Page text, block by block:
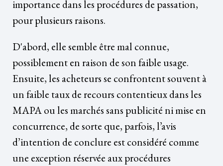
importance dans les procédures de passation,
pour plusieurs raisons.
D'abord, elle semble être mal connue,
possiblement en raison de son faible usage.
Ensuite, les acheteurs se confrontent souvent à
un faible taux de recours contentieux dans les
MAPA ou les marchés sans publicité ni mise en
concurrence, de sorte que, parfois, l’avis
d’intention de conclure est considéré comme
une exception réservée aux procédures